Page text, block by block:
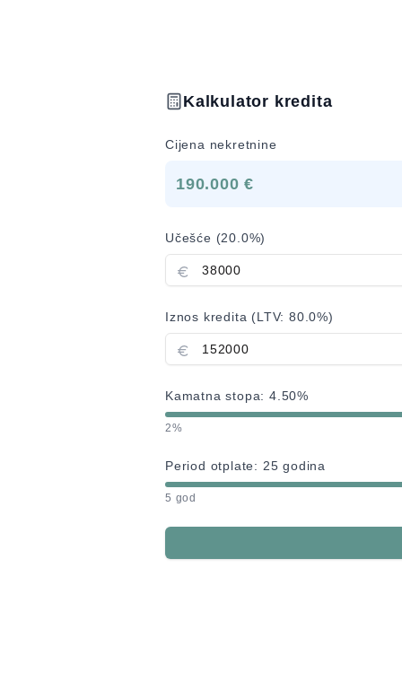
Kalkulator kredita
Cijena nekretnine
190.000 €
Učešće (20.0%)
Iznos kredita (LTV:80.0%)
Kamatna stopa:4.50%
2%
Period otplate: 25 godina
5 god